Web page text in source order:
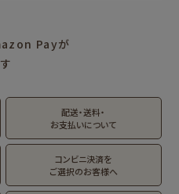
スタンプパッドの商品を見る
ャラクタ
ズ
ーティ
コムギ
アルプスの少女ハイ
ジ
レトロ
サンリオキャラクタ
ーズ
フルーツマーケット
結々 yuiyui の商品を見る
Payが
配送・送料・
お支払いについて
コンビニ決済を
ご選択のお客様へ